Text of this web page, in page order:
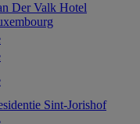
Der Valk Hotel
Sint-Jorishof